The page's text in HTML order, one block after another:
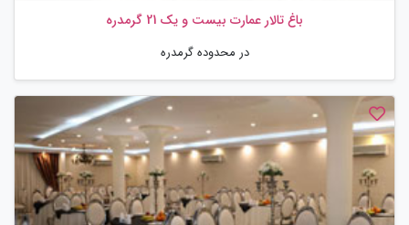
باغ تالار عمارت بیست و یک 21 گرمدره
در محدوده گرمدره